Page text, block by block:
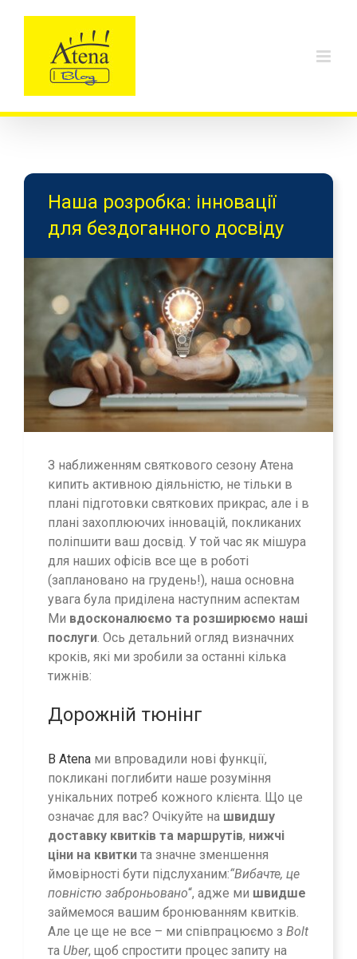
Наша розробка: інновації
для бездоганного досвіду
З наближенням святкового сезону Атена
кипить активною діяльністю, не тільки в
плані підготовки святкових прикрас, але і в
плані захоплюючих інновацій, покликаних
поліпшити ваш досвід. У той час як мішура
для наших офісів все ще в роботі
(заплановано на грудень!), наша основна
увага була приділена наступним аспектам
Ми вдосконалюємо та розширюємо наші
послуги. Ось детальний огляд визначних
кроків, які ми зробили за останні кілька
тижнів:
Дорожній тюнінг
В Atena ми впровадили нові функції,
покликані поглибити наше розуміння
унікальних потреб кожного клієнта. Що це
означає для вас? Очікуйте на швидшу
доставку квитків та маршрутів, нижчі
ціни на квитки та значне зменшення
ймовірності бути підслуханим:“Вибачте, це
повністю заброньовано“, адже ми швидше
займемося вашим бронюванням квитків.
Але це ще не все – ми співпрацюємо з Bolt
та Uber, щоб спростити процес запиту на